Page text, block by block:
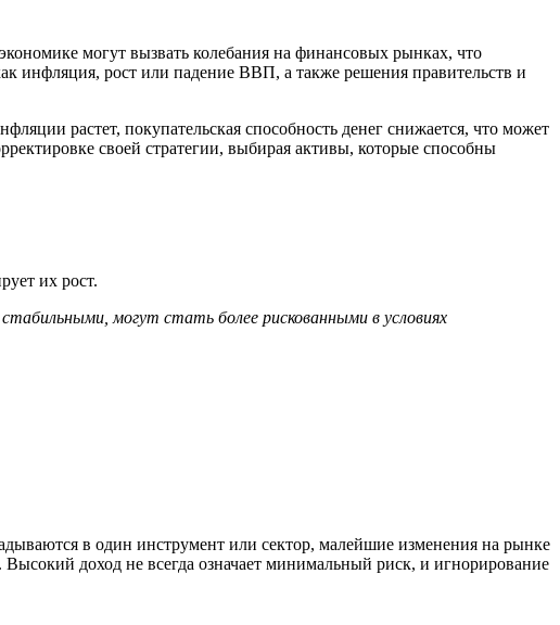
могут вызвать колебания на финансовых рынках, что
инфляция, рост или падение ВВП, а также решения правительств и
растет, покупательская способность денег снижается, что может
своей стратегии, выбирая активы, которые способны
их рост.
могут стать более рискованными в условиях
в один инструмент или сектор, малейшие изменения на рынке
доход не всегда означает минимальный риск, и игнорирование